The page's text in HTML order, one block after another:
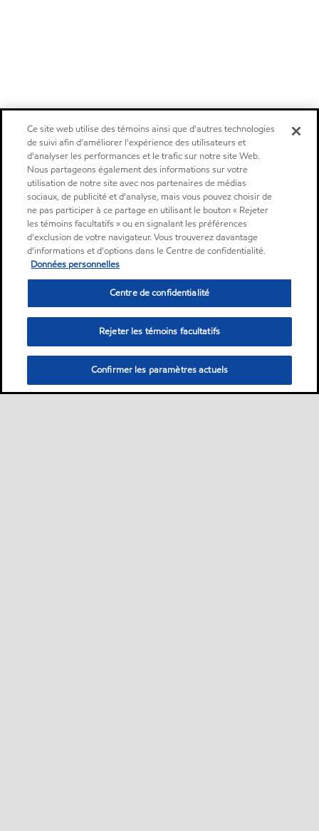
Ce site web utilise des témoins ainsi que d'autres technologies
de suivi afin d'améliorer l'expérience des utilisateurs et
d'analyser les performances et le trafic sur notre site Web.
Nous partageons également des informations sur votre
utilisation de notre site avec nos partenaires de médias
sociaux, de publicité et d'analyse, mais vous pouvez choisir de
ne pas participer à ce partage en utilisant le bouton « Rejeter
les témoins facultatifs » ou en signalant les préférences
d'exclusion de votre navigateur. Vous trouverez davantage
d'informations et d'options dans le Centre de confidentialité.
Données personnelles
Centre de confidentialité
Rejeter les témoins facultatifs
Confirmer les paramètres actuels